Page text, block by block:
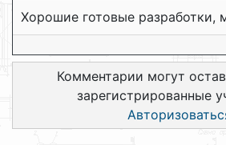
Хорошие готовые разработки,
Комментарии могут
зарегистрированные